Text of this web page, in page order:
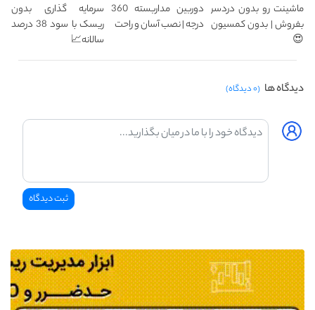
ماشینت رو بدون دردسر
بفروش | بدون کمسیون
😍
دوربین مداربسته 360
درجه | نصب آسان و راحت
سرمایه گذاری بدون
ریسک با سود 38 درصد
سالانه📈
دیدگاه ها (۰ دیدگاه)